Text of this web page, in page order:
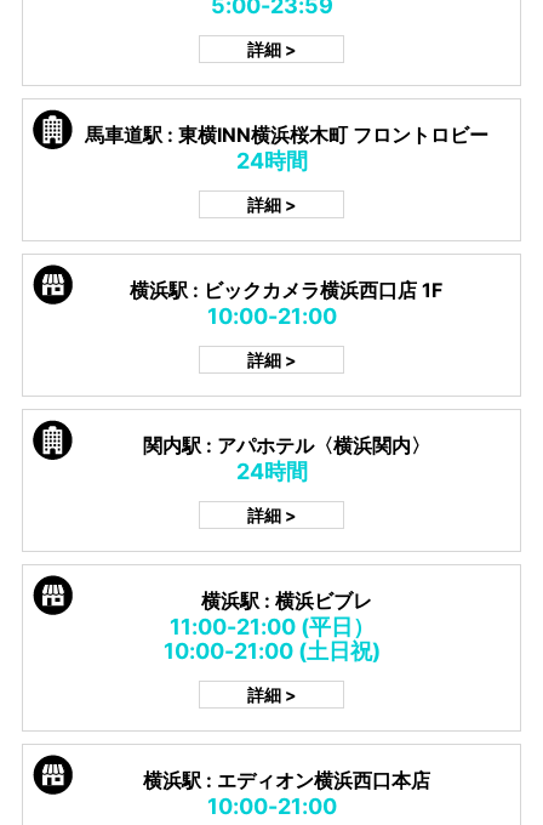
5:00-23:59
詳細 >
馬車道駅 : 東横INN横浜桜木町 フロントロビー
24時間
詳細 >
横浜駅 : ビックカメラ横浜西口店 1F
10:00-21:00
詳細 >
関内駅 : アパホテル〈横浜関内〉
24時間
詳細 >
横浜駅 : 横浜ビブレ
11:00-21:00 (平日）
10:00-21:00 (土日祝)
詳細 >
横浜駅 : エディオン横浜西口本店
10:00-21:00